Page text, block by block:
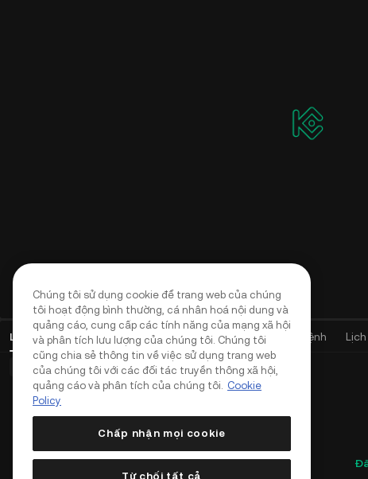
Lệnh giao dịch mở( 0) Vị thế (0) Tài sản Lịch sử Lệnh
Lệnh cơ bản (0) Lệnh đặt trước (0) Lệnh TWAP (0)
Chúng tôi sử dụng cookie để trang web của chúng
tôi hoạt động bình thường, cá nhân hoá nội dung và
quảng cáo, cung cấp các tính năng của mạng xã hội
và phân tích lưu lượng của chúng tôi. Chúng tôi
cũng chia sẻ thông tin về việc sử dụng trang web
của chúng tôi với các đối tác truyền thông xã hội,
quảng cáo và phân tích của chúng tôi. Cookie
Policy
Chấp nhận mọi cookie
Từ chối tất cả